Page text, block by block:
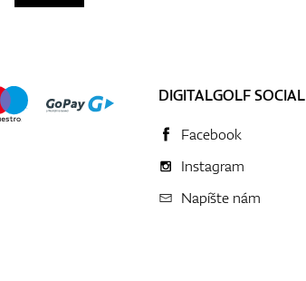
DIGITALGOLF SOCIAL
Facebook
Instagram
Napíšte nám